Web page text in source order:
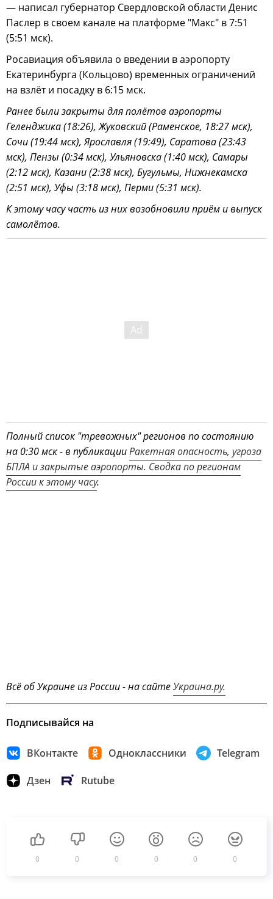
— написал губернатор Свердловской области Денис
Паслер в своем канале на платформе "Макс" в 7:51
(5:51 мск).
Росавиация объявила о введении в аэропорту
Екатеринбурга (Кольцово) временных ограничений
на взлёт и посадку в 6:15 мск.
Ранее были закрыты для полётов аэропорты
Геленджика (18:26), Жуковский (Раменское, 18:27 мск),
Сочи (19:44 мск), Ярославля (19:49), Саратова (23:43
мск), Пензы (0:34 мск), Ульяновска (1:40 мск), Самары
(2:12 мск), Казани (2:38 мск), Бугульмы, Нижнекамска
(2:51 мск), Уфы (3:18 мск), Перми (5:31 мск).
К этому часу часть из них возобновили приём и выпуск
самолётов.
Полный список "тревожных" регионов по состоянию
на 0:30 мск - в публикацииРакетная опасность, угроза
БПЛА и закрытые аэропорты. Сводка по регионам
России к этому часу.
Всё об Украине из России - на сайтеУкраина.ру.
Подписывайся на
ВКонтакте Одноклассники Telegram
Дзен Rutube
0 0 0 0 0 0